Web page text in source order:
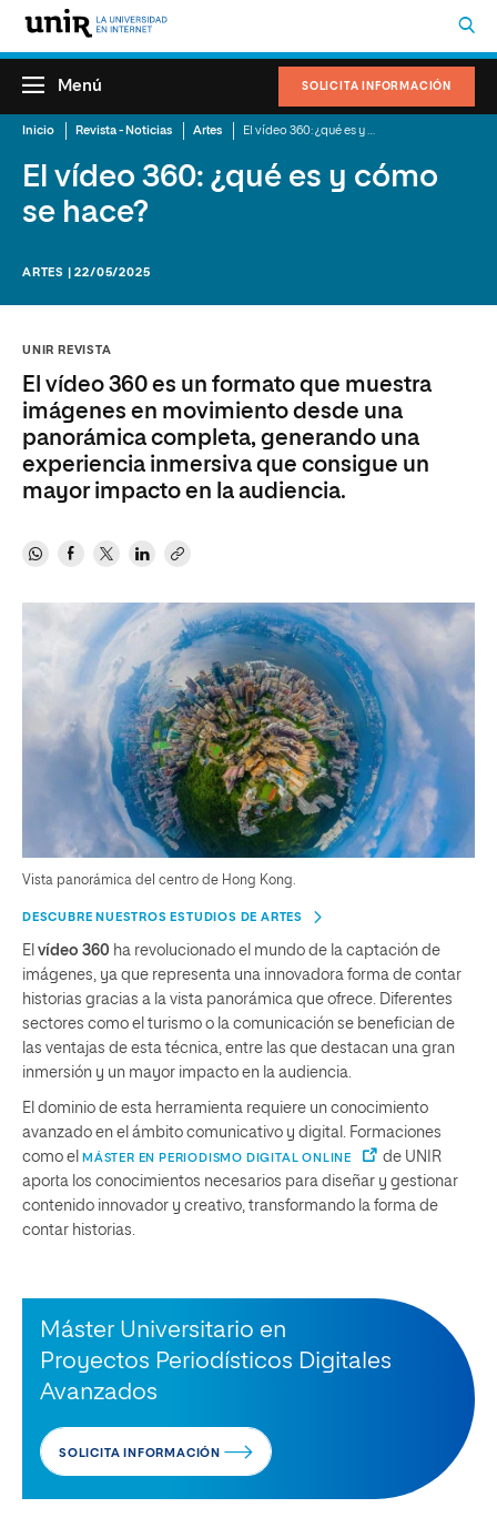
SOLICITA INFORMACIÓN
Menú
Inicio Revista - Noticias Artes
El vídeo 360: ¿qué es y cómo
se hace?
ARTES | 22/05/2025
UNIR REVISTA
El vídeo 360 es un formato que muestra
imágenes en movimiento desde una
panorámica completa, generando una
experiencia inmersiva que consigue un
mayor impacto en la audiencia.
Vista panorámica del centro de Hong Kong.
DESCUBRE NUESTROS ESTUDIOS DE ARTES
El vídeo 360 ha revolucionado el mundo de la captación de
imágenes, ya que representa una innovadora forma de contar
historias gracias a la vista panorámica que ofrece. Diferentes
sectores como el turismo o la comunicación se benefician de
las ventajas de esta técnica, entre las que destacan una gran
inmersión y un mayor impacto en la audiencia.
El dominio de esta herramienta requiere un conocimiento
avanzado en el ámbito comunicativo y digital. Formaciones
como el
MÁSTER EN PERIODISMO DIGITAL ONLINE
de UNIR
aporta los conocimientos necesarios para diseñar y gestionar
contenido innovador y creativo, transformando la forma de
contar historias.
Máster Universitario en
Proyectos Periodísticos Digitales
Avanzados
SOLICITA INFORMACIÓN